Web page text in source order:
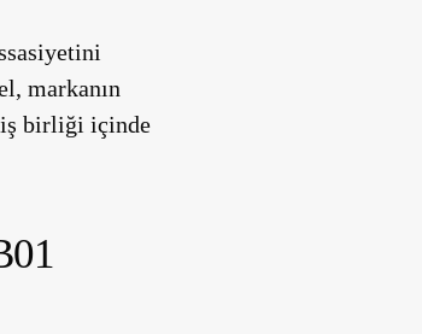
markanın
birliği içinde